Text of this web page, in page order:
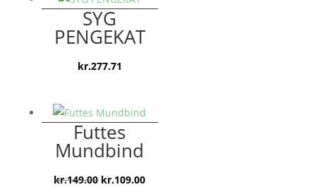
SYG
PENGEKAT
kr.277.71
Futtes
Mundbind
kr.149.00 Den
kr.109.00Den